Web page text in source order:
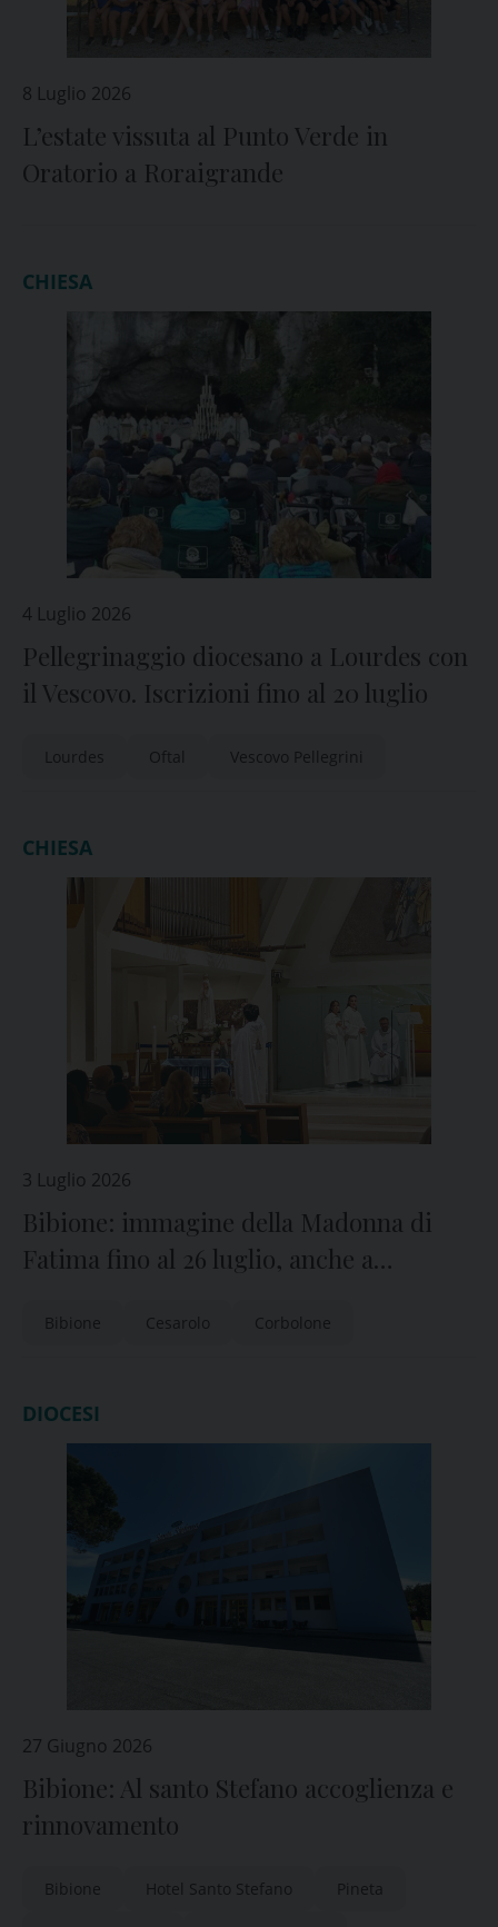
8 Luglio 2026
L’estate vissuta al Punto Verde in
Oratorio a Roraigrande
CHIESA
4 Luglio 2026
Pellegrinaggio diocesano a Lourdes con
il Vescovo. Iscrizioni fino al 20 luglio
Lourdes Oftal Vescovo Pellegrini
CHIESA
3 Luglio 2026
Bibione: immagine della Madonna di
Fatima fino al 26 luglio, anche a
Bibione Cesarolo Corbolone
DIOCESI
27 Giugno 2026
Bibione: Al santo Stefano accoglienza e
rinnovamento
Bibione Hotel Santo Stefano Pineta